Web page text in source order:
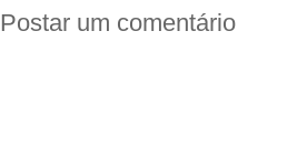
Postar um comentário